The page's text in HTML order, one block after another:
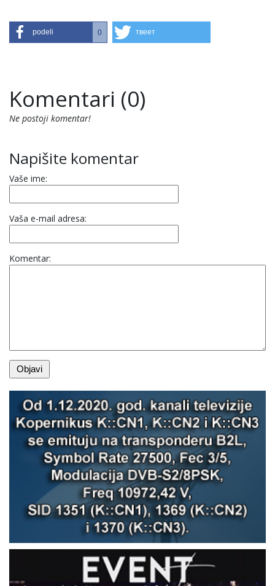
podeli 0 твеет
Komentari (0)
Ne postoji komentar!
Napišite komentar
Vaše ime:
Vaša e-mail adresa:
Komentar: